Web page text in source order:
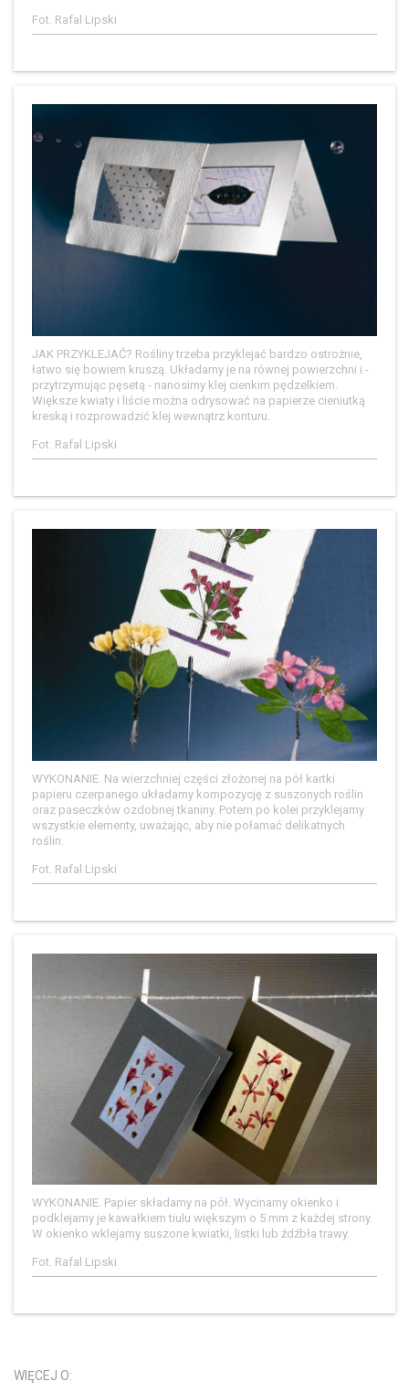
Fot. Rafal Lipski
JAK PRZYKLEJAĆ? Rośliny trzeba przyklejać bardzo ostrożnie,
łatwo się bowiem kruszą. Układamy je na równej powierzchni i -
przytrzymując pęsetą - nanosimy klej cienkim pędzelkiem.
Większe kwiaty i liście można odrysować na papierze cieniutką
kreską i rozprowadzić klej wewnątrz konturu.
Fot. Rafal Lipski
WYKONANIE. Na wierzchniej części złożonej na pół kartki
papieru czerpanego układamy kompozycję z suszonych roślin
oraz paseczków ozdobnej tkaniny. Potem po kolei przyklejamy
wszystkie elementy, uważając, aby nie połamać delikatnych
roślin.
Fot. Rafal Lipski
WYKONANIE. Papier składamy na pół. Wycinamy okienko i
podklejamy je kawałkiem tiulu większym o 5 mm z każdej strony.
W okienko wklejamy suszone kwiatki, listki lub źdźbła trawy.
Fot. Rafal Lipski
WIĘCEJ O: